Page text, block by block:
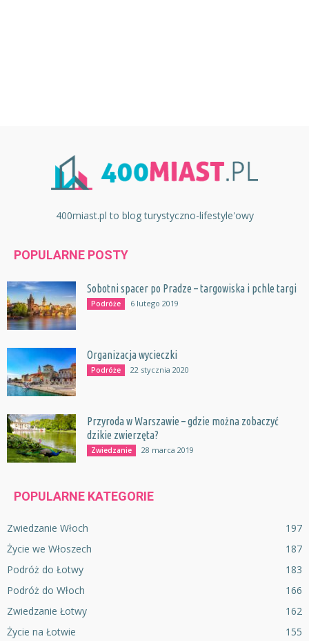
400miast.pl to blog turystyczno-lifestyle'owy
POPULARNE POSTY
Sobotni spacer po Pradze – targowiska i pchle targi
Podróże 6 lutego 2019
Organizacja wycieczki
Podróże 22 stycznia 2020
Przyroda w Warszawie – gdzie można zobaczyć
dzikie zwierzęta?
Zwiedzanie 28 marca 2019
POPULARNE KATEGORIE
Zwiedzanie Włoch
197
Życie we Włoszech
187
Podróż do Łotwy
183
Podróż do Włoch
166
Zwiedzanie Łotwy
162
Życie na Łotwie
155